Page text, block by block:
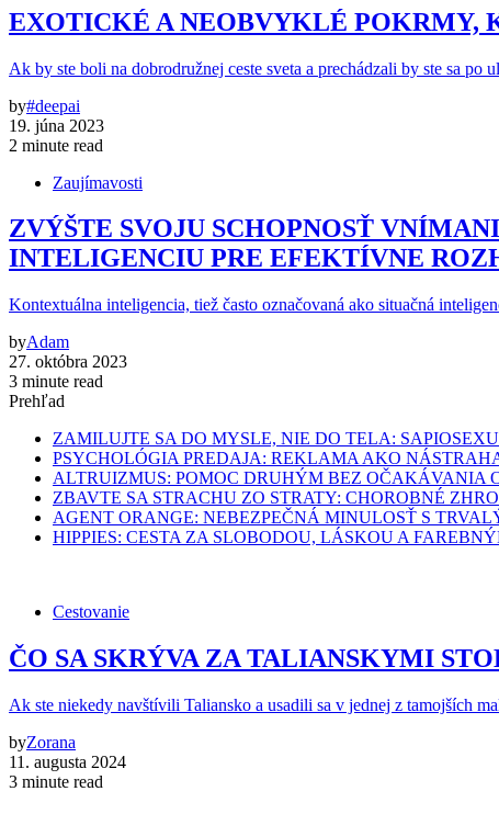
EXOTICKÉ A NEOBVYKLÉ POKRMY,
Ak by ste boli na dobrodružnej ceste sveta a prechádzali by ste sa po
by#deepai
19. júna 2023
2 minute read
Zaujímavosti
ZVÝŠTE SVOJU SCHOPNOSŤ
INTELIGENCIU PRE EFEKTÍVNE
Kontextuálna inteligencia, tiež často označovaná ako situačná
byAdam
27. októbra 2023
3 minute read
Prehľad
ZAMILUJTE SA DO MYSLE, NIE DO TELA:
PSYCHOLÓGIA PREDAJA: REKLAMA AKO
ALTRUIZMUS: POMOC DRUHÝM BEZ OČAKÁVANIA
ZBAVTE SA STRACHU ZO STRATY: CHOROBNÉ
AGENT ORANGE: NEBEZPEČNÁ MINULOSŤ S
HIPPIES: CESTA ZA SLOBODOU, LÁSKOU A
Cestovanie
ČO SA SKRÝVA ZA TALIANSKYMI
Ak ste niekedy navštívili Taliansko a usadili sa v jednej z tamojších
byZorana
11. augusta 2024
3 minute read